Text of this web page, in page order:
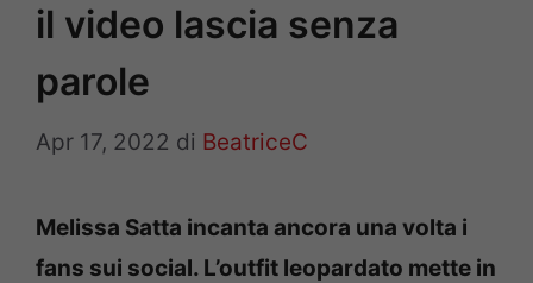
il video lascia senza
parole
Apr 17, 2022 di BeatriceC
Melissa Satta incanta ancora una volta i
fans sui social. L’outfit leopardato mette in